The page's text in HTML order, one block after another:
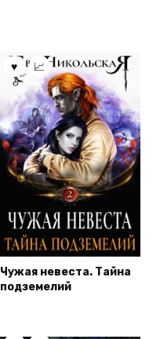
Чужая невеста. Тайна
подземелий